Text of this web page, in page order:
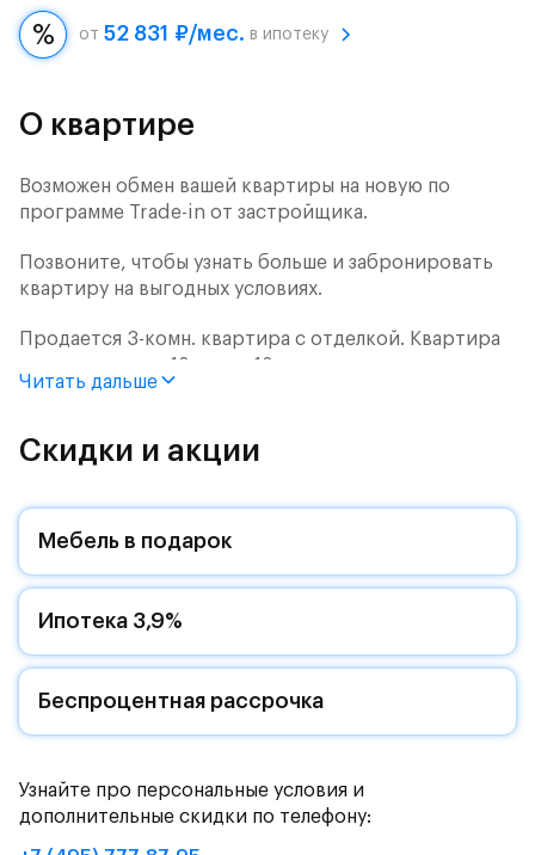
от 52 831 ₽/мес. в ипотеку
О квартире
Возможен обмен вашей квартиры на новую по
программе Trade-in от застройщика.
Позвоните, чтобы узнать больше и забронировать
квартиру на выгодных условиях.
Продается 3-комн. квартира с отделкой. Квартира
расположена на 12 этаже 12 этажного монолитного
дома (Корпус 2.2, Секция 6) в ЖК «Пятницкие Луга»
Цена указана с учетом готовой отделки и кухни.
Жилой комплекс в городском округе
Солнечногорск, рядом с Захаринской поймой и
Митинским лесопарком.
Путь до МКАД на автомобиле займет - 15 минут по
Пятницкому шоссе: специально для жителей будет
обустроен собственный выезд на новую магистраль.
Дорога до метро «Пятницкое шоссе» займет 12
минут на автомобиле или полчаса на автобусе -
общественного транспорта.
Комфортные монолитные дома высотой 11-12 этажей
Читать дальше
Скидки и акции
Мебель в подарок
Ипотека 3,9%
Беспроцентная рассрочка
Узнайте про персональные условия и
дополнительные скидки по телефону: